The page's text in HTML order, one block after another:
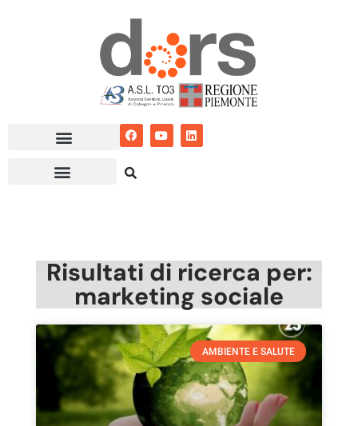
Risultati di ricerca per:
marketing sociale
AMBIENTE E SALUTE